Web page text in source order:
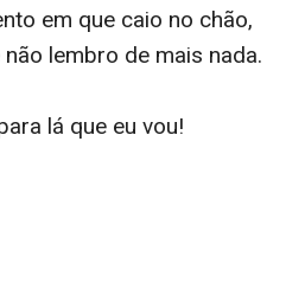
em que caio no chão,
lembro de mais nada.
lá que eu vou!